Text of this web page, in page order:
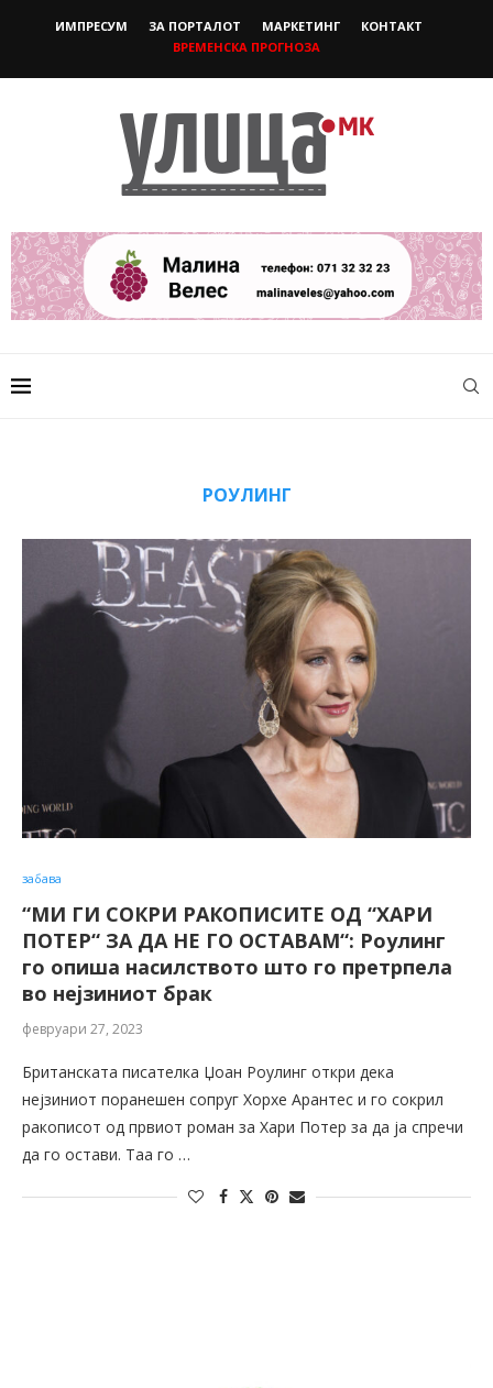
ИМПРЕСУМ ЗА ПОРТАЛОТ МАРКЕТИНГ
КОНТАКТ
ВРЕМЕНСКА ПРОГНОЗА
РОУЛИНГ
забава
“МИ ГИ СОКРИ РАКОПИСИТЕ ОД “ХАРИ
ПОТЕР“ ЗА ДА НЕ ГО ОСТАВАМ“: Роулинг
го опиша насилството што го претрпела
во нејзиниот брак
февруари 27, 2023
Британската писателка Џоан Роулинг откри дека
нејзиниот поранешен сопруг Хорхе Арантес и го сокрил
ракописот од првиот роман за Хари Потер за да ја спречи
да го остави. Таа го …